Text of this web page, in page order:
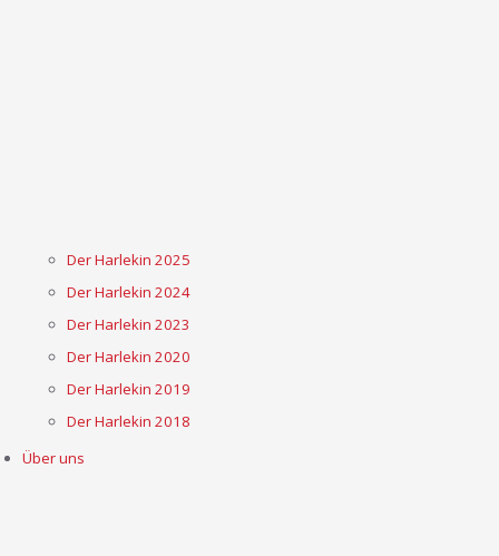
Der Harlekin 2025
Der Harlekin 2024
Der Harlekin 2023
Der Harlekin 2020
Der Harlekin 2019
Der Harlekin 2018
Über uns